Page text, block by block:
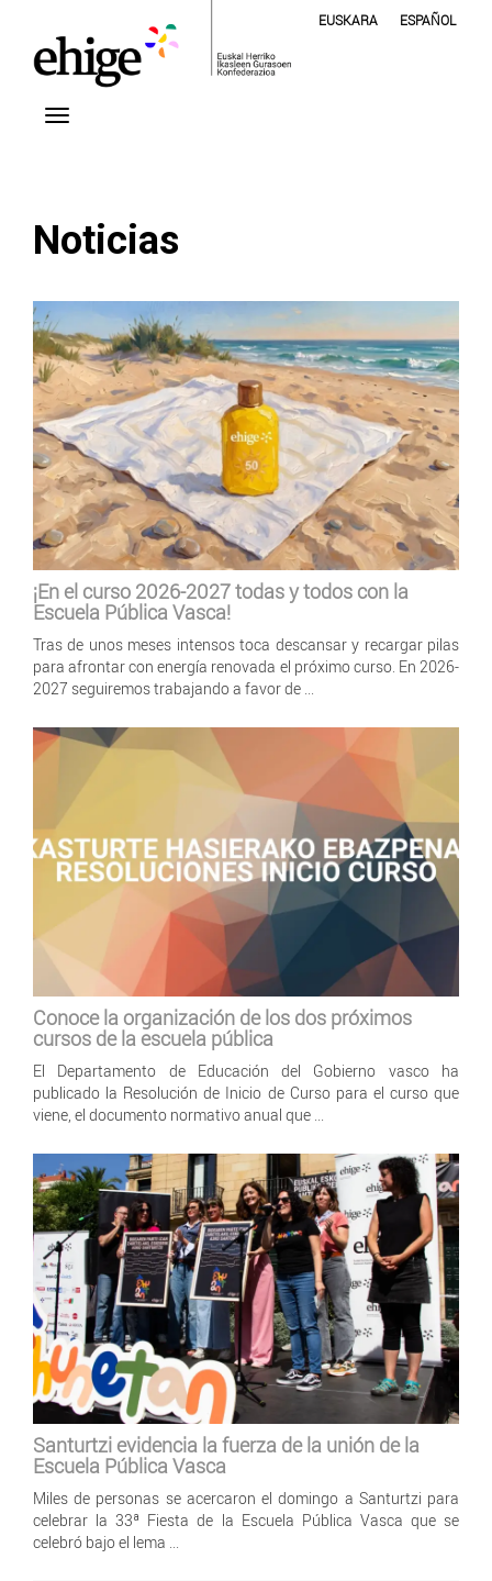
EUSKARA ESPAÑOL
Noticias
¡En el curso 2026-2027 todas y todos con la
Escuela Pública Vasca!
Tras de unos meses intensos toca descansar y recargar pilas
para afrontar con energía renovada el próximo curso. En 2026-
2027 seguiremos trabajando a favor de ...
Conoce la organización de los dos próximos
cursos de la escuela pública
El Departamento de Educación del Gobierno vasco ha
publicado la Resolución de Inicio de Curso para el curso que
viene, el documento normativo anual que ...
Santurtzi evidencia la fuerza de la unión de la
Escuela Pública Vasca
Miles de personas se acercaron el domingo a Santurtzi para
celebrar la 33ª Fiesta de la Escuela Pública Vasca que se
celebró bajo el lema ...